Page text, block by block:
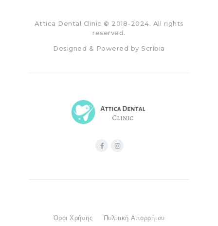
Attica Dental Clinic © 2018-2024. All rights
reserved.
Designed & Powered byScribia
Όροι Χρήσης Πολιτική Απορρήτου